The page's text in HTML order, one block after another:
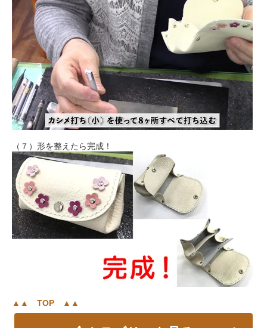
（７）形を整えたら完成！
▲▲ TOP ▲▲